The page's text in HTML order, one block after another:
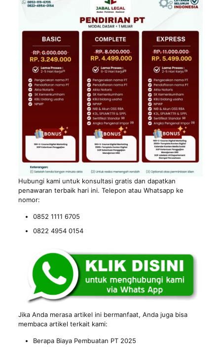
Hubungi kami untuk konsultasi gratis dan dapatkan
penawaran terbaik hari ini. Telepon atau Whatsapp ke
nomor:
0852 1111 6705
0822 4954 0154
Jika Anda merasa artikel ini bermanfaat, Anda juga bisa
membaca artikel terkait kami:
Berapa Biaya Pembuatan PT 2025